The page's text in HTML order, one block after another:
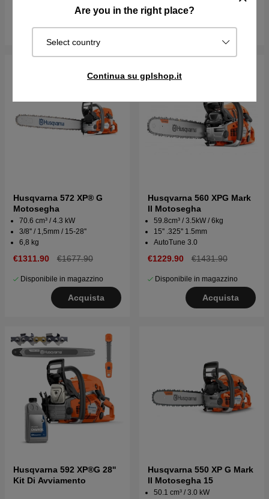
Are you in the right place?
Select country
Continua su gplshop.it
Su ord. Sped. in 2–5 gg
Acquista
Disponibile in magazzino
Acquista
Husqvarna 572 XP® G
Motosegha
70.6 cm³ / 4.3 kW
3/8'' / 1,5mm / 15-28''
6,8 kg
€1311.90 €1677.90
Disponibile in magazzino
Acquista
Husqvarna 560 XPG Mark
II Motosegha
59.8cm³ / 3.5kW / 6kg
15'' .325'' 1.5mm
AutoTune 3.0
€1229.90 €1431.90
Disponibile in magazzino
Acquista
Husqvarna 592 XP®G 28''
Kit Di Avviamento
Husqvarna 550 XP G Mark
II Motosegha 15
50.1 cm³ / 3.0 kW